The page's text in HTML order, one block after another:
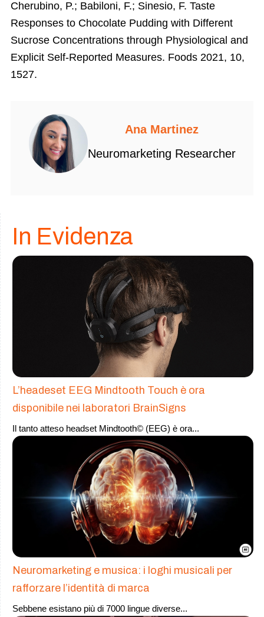
Cherubino, P.; Babiloni, F.; Sinesio, F. Taste
Responses to Chocolate Pudding with Different
Sucrose Concentrations through Physiological and
Explicit Self-Reported Measures. Foods 2021, 10,
1527.
Ana Martinez
Neuromarketing Researcher
In Evidenza
L’headeset EEG Mindtooth Touch è ora
disponibile nei laboratori BrainSigns
Il tanto atteso headset Mindtooth© (EEG) è ora...
Neuromarketing e musica: i loghi musicali per
rafforzare l’identità di marca
Sebbene esistano più di 7000 lingue diverse...